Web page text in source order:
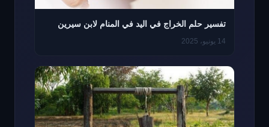
تفسير حلم الخراج في اليد في المنام لابن سيرين
14 يونيو، 2025